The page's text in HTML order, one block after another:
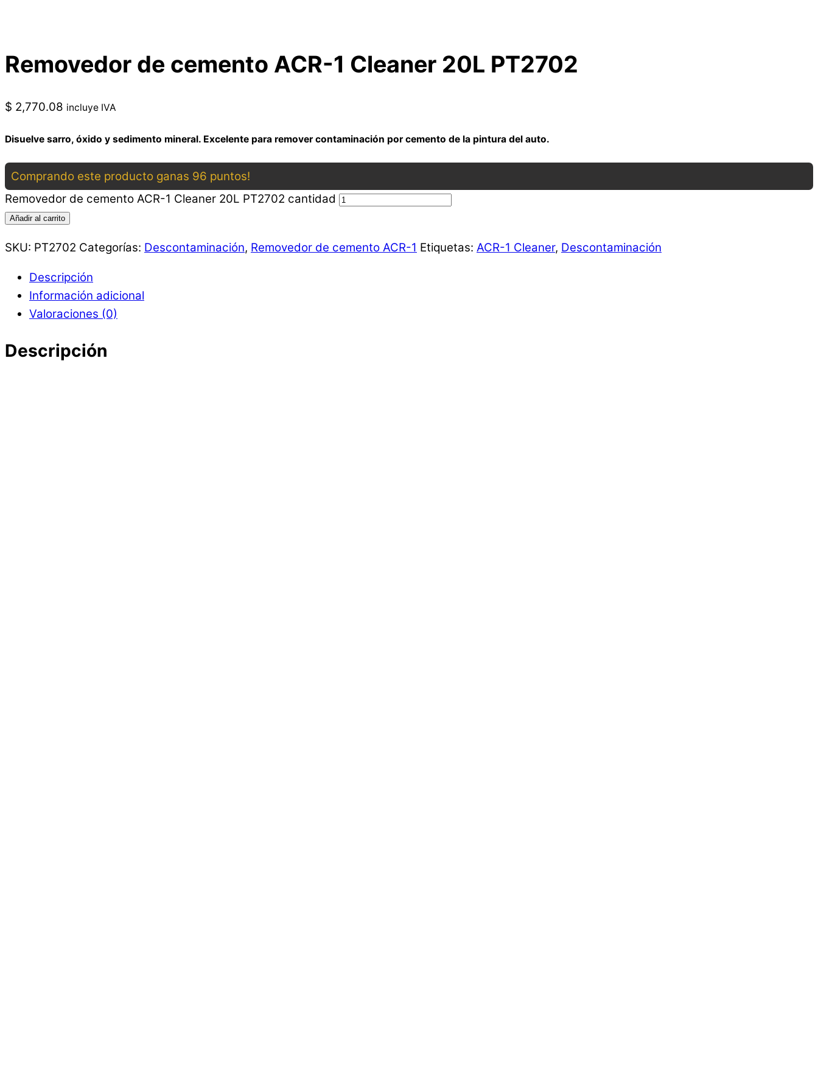
Removedor de cemento ACR-1 Cleaner 20L PT2702
$ 2,770.08 incluye IVA
Disuelve sarro, óxido y sedimento mineral. Excelente para remover contaminación por cemento de la pintura del auto.
Comprando este producto ganas 96 puntos!
Removedor de cemento ACR-1 Cleaner 20L PT2702 cantidad
Añadir al carrito
SKU: PT2702 Categorías: Descontaminación, Removedor de cemento ACR-1 Etiquetas: ACR-1 Cleaner, Descontaminación
Descripción
Información adicional
Valoraciones (0)
Descripción